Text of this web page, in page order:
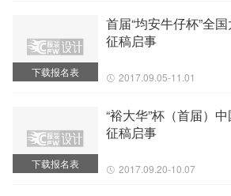
下载报名表
首届“均安牛仔杯”全
征稿启事
2017.09.05-11.01
下载报名表
“裕大华”杯（首届）
征稿启事
2017.09.20-10.07